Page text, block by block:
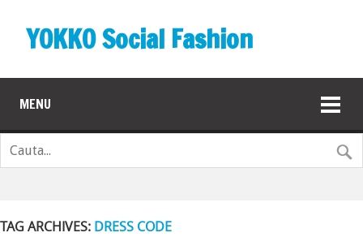
YOKKO Social Fashion
MENU
TAG ARCHIVES: DRESS CODE